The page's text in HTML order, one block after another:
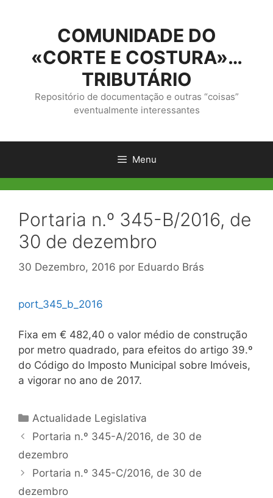
conteúdo
COMUNIDADE DO
«CORTE E COSTURA»…
TRIBUTÁRIO
Repositório de documentação e outras “coisas”
eventualmente interessantes
Menu
Portaria n.º 345-B/2016, de
30 de dezembro
30 Dezembro, 2016 por Eduardo Brás
port_345_b_2016
Fixa em € 482,40 o valor médio de construção
por metro quadrado, para efeitos do artigo 39.º
do Código do Imposto Municipal sobre Imóveis,
a vigorar no ano de 2017.
Categorias
Actualidade Legislativa
Navegação
de
Portaria n.º 345-A/2016, de 30 de
dezembro
Portaria n.º 345-C/2016, de 30 de
dezembro